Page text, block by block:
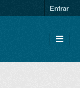
Entrar